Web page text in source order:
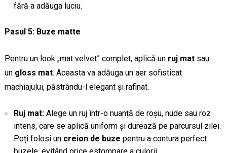
fără a adăuga luciu.
Pasul 5: Buze matte
Pentru un look „mat velvet” complet, aplică un ruj matsau
un gloss mat. Aceasta va adăuga un aer sofisticat
machiajului, păstrându-l elegant și rafinat.
Ruj mat:Alege un ruj într-o nuanță de roșu, nude sau roz
intens, care se aplică uniform și durează pe parcursul zilei.
Poți folosi un creion de buze pentru a contura perfect